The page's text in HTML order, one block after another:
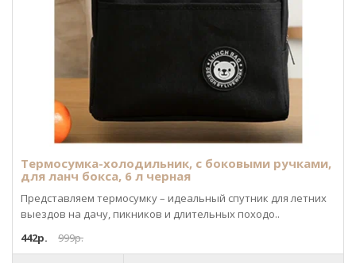
Термосумка-холодильник, с боковыми ручками,
для ланч бокса, 6 л черная
Представляем термосумку – идеальный спутник для летних
выездов на дачу, пикников и длительных походо..
442р.
999р.